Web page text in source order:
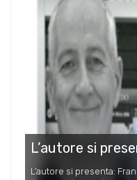
L’autore si
L’autore si presenta: